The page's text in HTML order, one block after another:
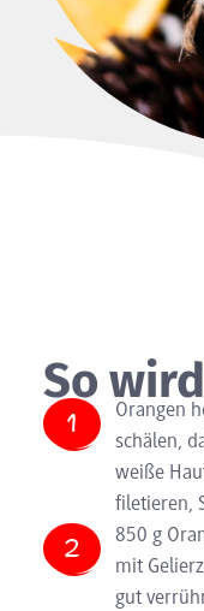
So
Orangen
schälen,
weiße
filetieren,
850 g
mit
gut